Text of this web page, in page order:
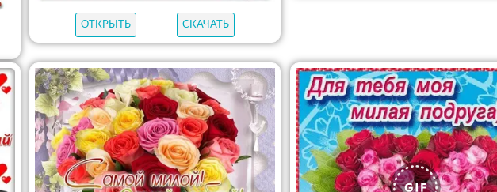
ОТКРЫТЬ СКАЧАТЬ